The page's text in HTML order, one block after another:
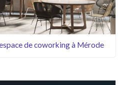
de coworking à Mérode